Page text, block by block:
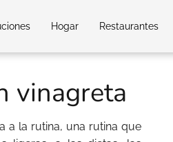
Hogar Restaurantes
vinagreta
a la rutina, una rutina que